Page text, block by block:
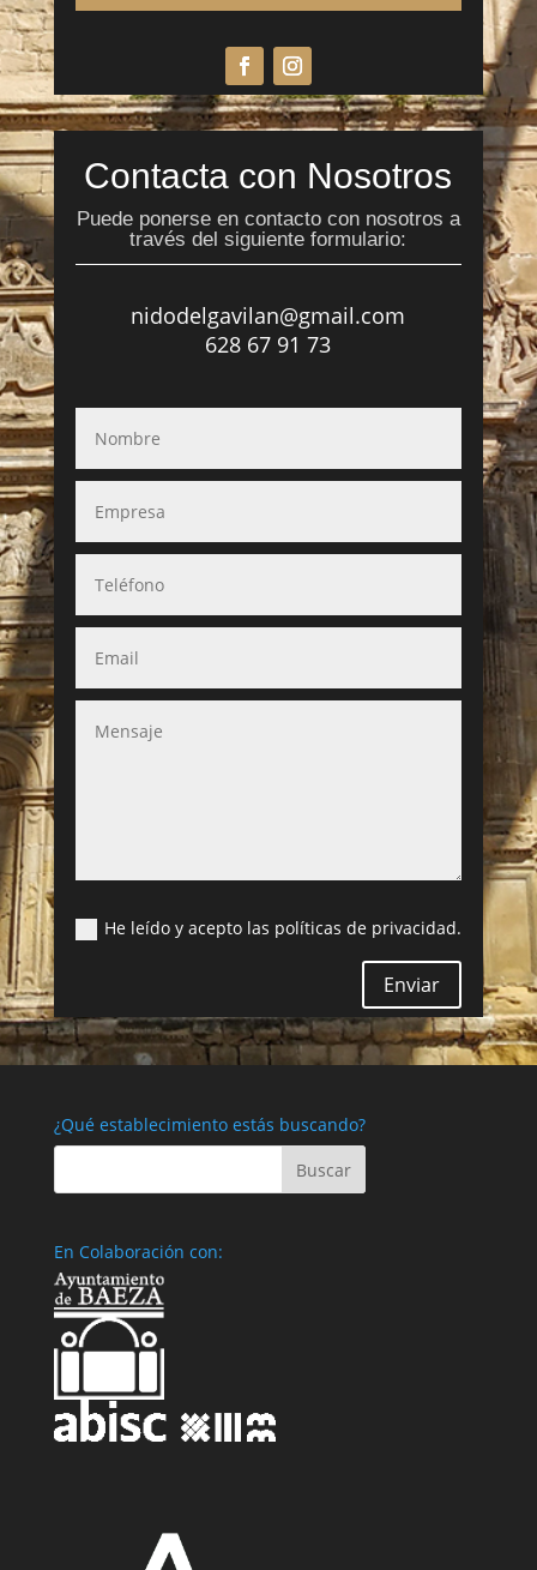
Contacta con Nosotros
Puede ponerse en contacto con nosotros a
través del siguiente formulario:
nidodelgavilan@gmail.com
628 67 91 73
He leído y acepto las políticas de privacidad.
Enviar
¿Qué establecimiento estás buscando?
En Colaboración con: